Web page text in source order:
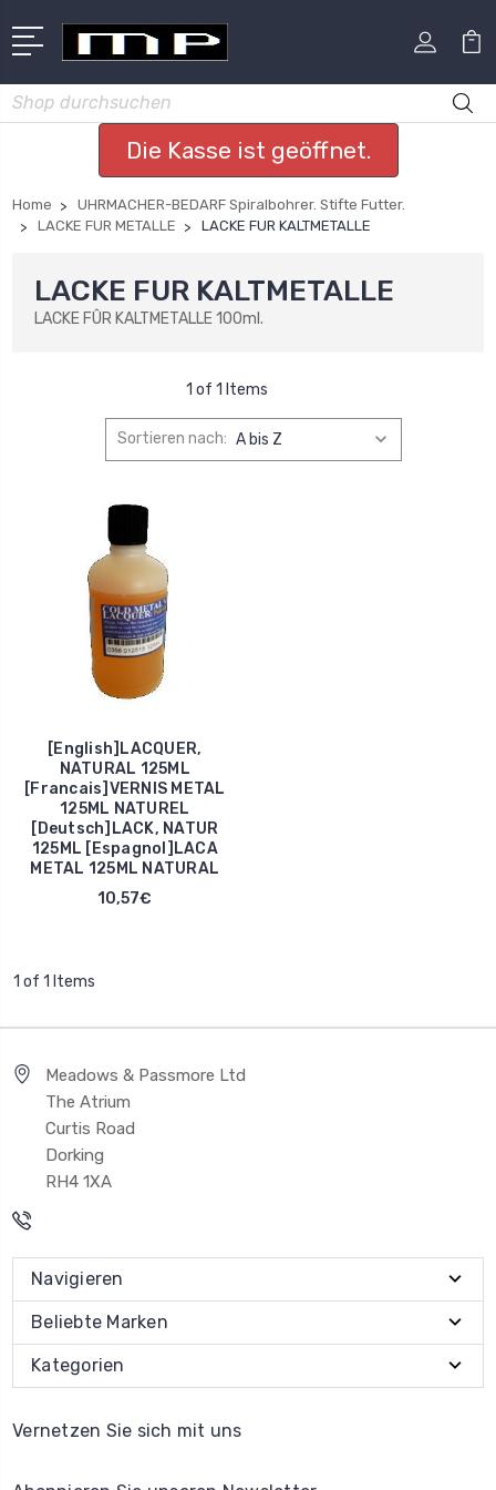
Suchen
Die Kasse ist geöffnet.
Home
UHRMACHER-BEDARF Spiralbohrer. Stifte Futter.
LACKE FUR METALLE
LACKE FUR KALTMETALLE
LACKE FUR KALTMETALLE
LACKE FÛR KALTMETALLE 100ml.
1 of 1 Items
Sortieren nach:
[English]LACQUER,
NATURAL 125ML
[Francais]VERNIS METAL
125ML NATUREL
[Deutsch]LACK, NATUR
125ML [Espagnol]LACA
METAL 125ML NATURAL
10,57€
1 of 1 Items
Meadows & Passmore Ltd
The Atrium
Curtis Road
Dorking
RH4 1XA
Navigieren
Beliebte Marken
Kategorien
Vernetzen Sie sich mit uns